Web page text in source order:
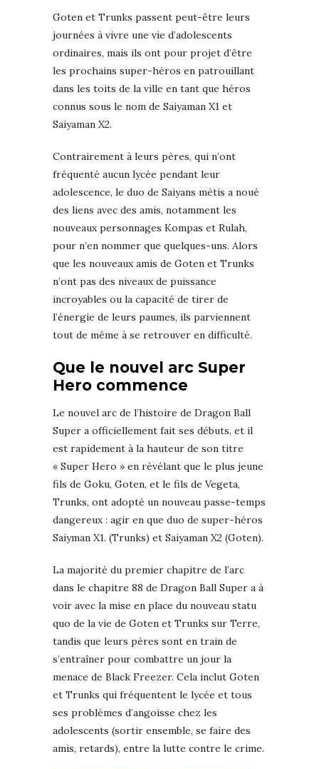
Goten et Trunks passent peut-être leurs
journées à vivre une vie d’adolescents
ordinaires, mais ils ont pour projet d’être
les prochains super-héros en patrouillant
dans les toits de la ville en tant que héros
connus sous le nom de Saiyaman X1 et
Saiyaman X2.
Contrairement à leurs pères, qui n’ont
fréquenté aucun lycée pendant leur
adolescence, le duo de Saiyans métis a noué
des liens avec des amis, notamment les
nouveaux personnages Kompas et Rulah,
pour n’en nommer que quelques-uns. Alors
que les nouveaux amis de Goten et Trunks
n’ont pas des niveaux de puissance
incroyables ou la capacité de tirer de
l’énergie de leurs paumes, ils parviennent
tout de même à se retrouver en difficulté.
Que le nouvel arc Super
Hero commence
Le nouvel arc de l’histoire de Dragon Ball
Super a officiellement fait ses débuts, et il
est rapidement à la hauteur de son titre
« Super Hero » en révélant que le plus jeune
fils de Goku, Goten, et le fils de Vegeta,
Trunks, ont adopté un nouveau passe-temps
dangereux : agir en que duo de super-héros
Saiyman X1. (Trunks) et Saiyaman X2 (Goten).
La majorité du premier chapitre de l’arc
dans le chapitre 88 de Dragon Ball Super a à
voir avec la mise en place du nouveau statu
quo de la vie de Goten et Trunks sur Terre,
tandis que leurs pères sont en train de
s’entraîner pour combattre un jour la
menace de Black Freezer. Cela inclut Goten
et Trunks qui fréquentent le lycée et tous
ses problèmes d’angoisse chez les
adolescents (sortir ensemble, se faire des
amis, retards), entre la lutte contre le crime.